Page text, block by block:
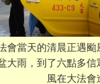
會當天的清晨正遇
大雨，到了六點多
風在大法會